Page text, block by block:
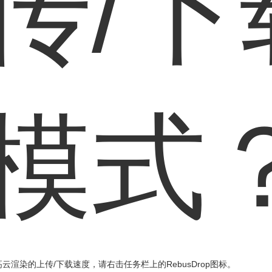
式
渲染的上传/下载速度，请右击任务栏上的RebusDrop图标。